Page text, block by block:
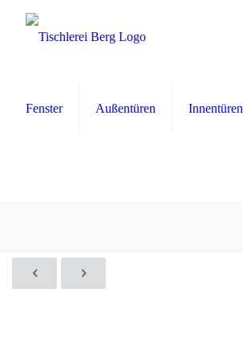
Fenster Außentüren Innentüren